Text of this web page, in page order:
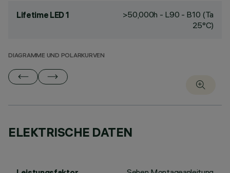
Lifetime LED 1
>50,000h - L90 - B10 (Ta
25°C)
DIAGRAMME UND POLARKURVEN
ELEKTRISCHE DATEN